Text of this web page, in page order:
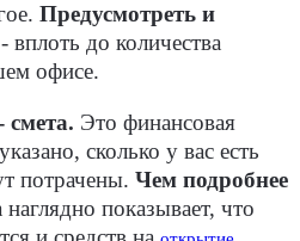
Предусмотреть и
- вплоть до количества
офисе.
смета. Это финансовая
сколько у вас есть
потрачены. Чем подробнее
показывает, что